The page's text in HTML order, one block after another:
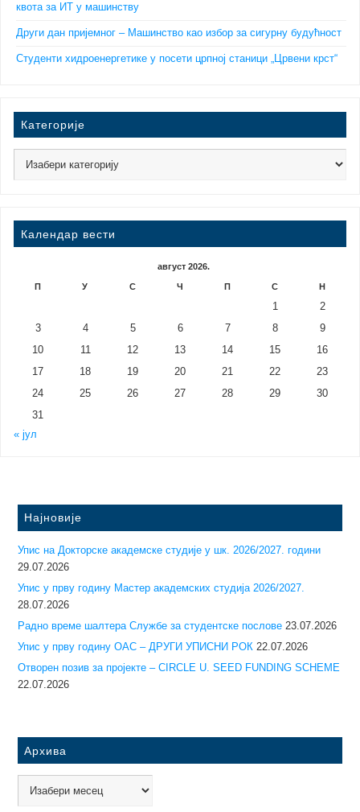
квота за ИТ у машинству
Други дан пријемног – Машинство као избор за сигурну будућност
Студенти хидроенергетике у посети црпној станици „Црвени крст“
Категорије
Календар вести
август 2026.
П У С Ч П С Н
1
2
3
4 5 6 7 8
9
10
11 12 13 14 15
16
17
18 19 20 21 22
23
24
25 26 27 28 29
30
31
« јул
Најновије
Упис на Докторске академске студије у шк. 2026/2027. години
29.07.2026
Упис у прву годину Mастер академских студија 2026/2027.
28.07.2026
Радно време шалтера Службе за студентске послове 23.07.2026
Упис у прву годину ОАС – ДРУГИ УПИСНИ РОК 22.07.2026
Отворен позив за пројекте – CIRCLE U. SEED FUNDING SCHEME
22.07.2026
Архива